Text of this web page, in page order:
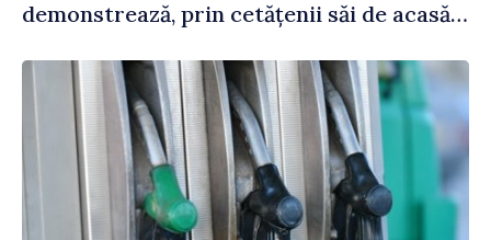
demonstrează, prin cetățenii săi de acasă
parte a marii familii europene”